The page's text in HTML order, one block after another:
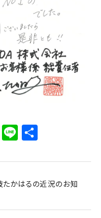
Email
Line
たかはるの近況のお知